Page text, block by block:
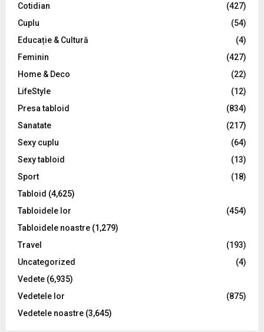
:
C
Cotidian
(427)
Cuplu
(54)
Educație & Cultură
(4)
Feminin
(427)
Home & Deco
(22)
LifeStyle
(12)
Presa tabloid
(834)
Sanatate
(217)
Sexy cuplu
(64)
Sexy tabloid
(13)
Sport
(18)
Tabloid (4,625)
Tabloidele lor
(454)
Tabloidele noastre (1,279)
Travel
(193)
Uncategorized
(4)
Vedete (6,935)
Vedetele lor
(875)
Vedetele noastre (3,645)